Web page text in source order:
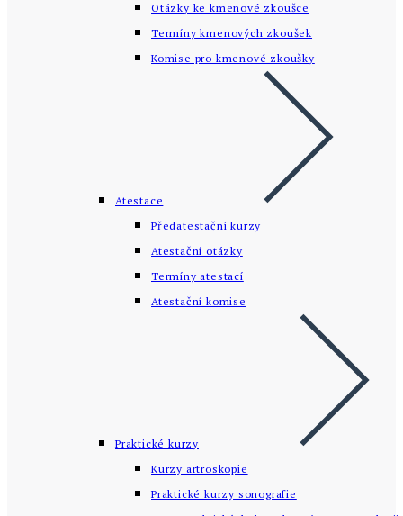
Otázky ke kmenové zkoušce
Termíny kmenových zkoušek
Komise pro kmenové zkoušky
Atestace
Předatestační kurzy
Atestační otázky
Termíny atestací
Atestační komise
Praktické kurzy
Kurzy artroskopie
Praktické kurzy sonografie